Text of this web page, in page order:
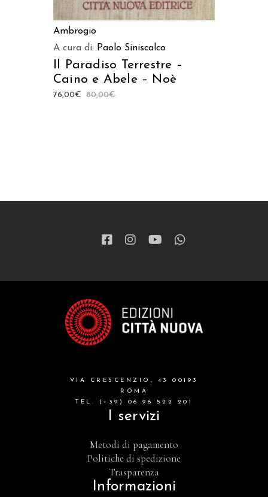
Ambrogio
A cura di: Paolo Siniscalco
Il Paradiso Terrestre –
Caino e Abele – Noè
80,00€
76,00€
VIA CRESCENZIO, 43 00193
ROMA
TEL. (+39) 06 96 522 201
I servizi
Metodi di pagamento
Politiche di spedizione
Trasparenza
Informazioni